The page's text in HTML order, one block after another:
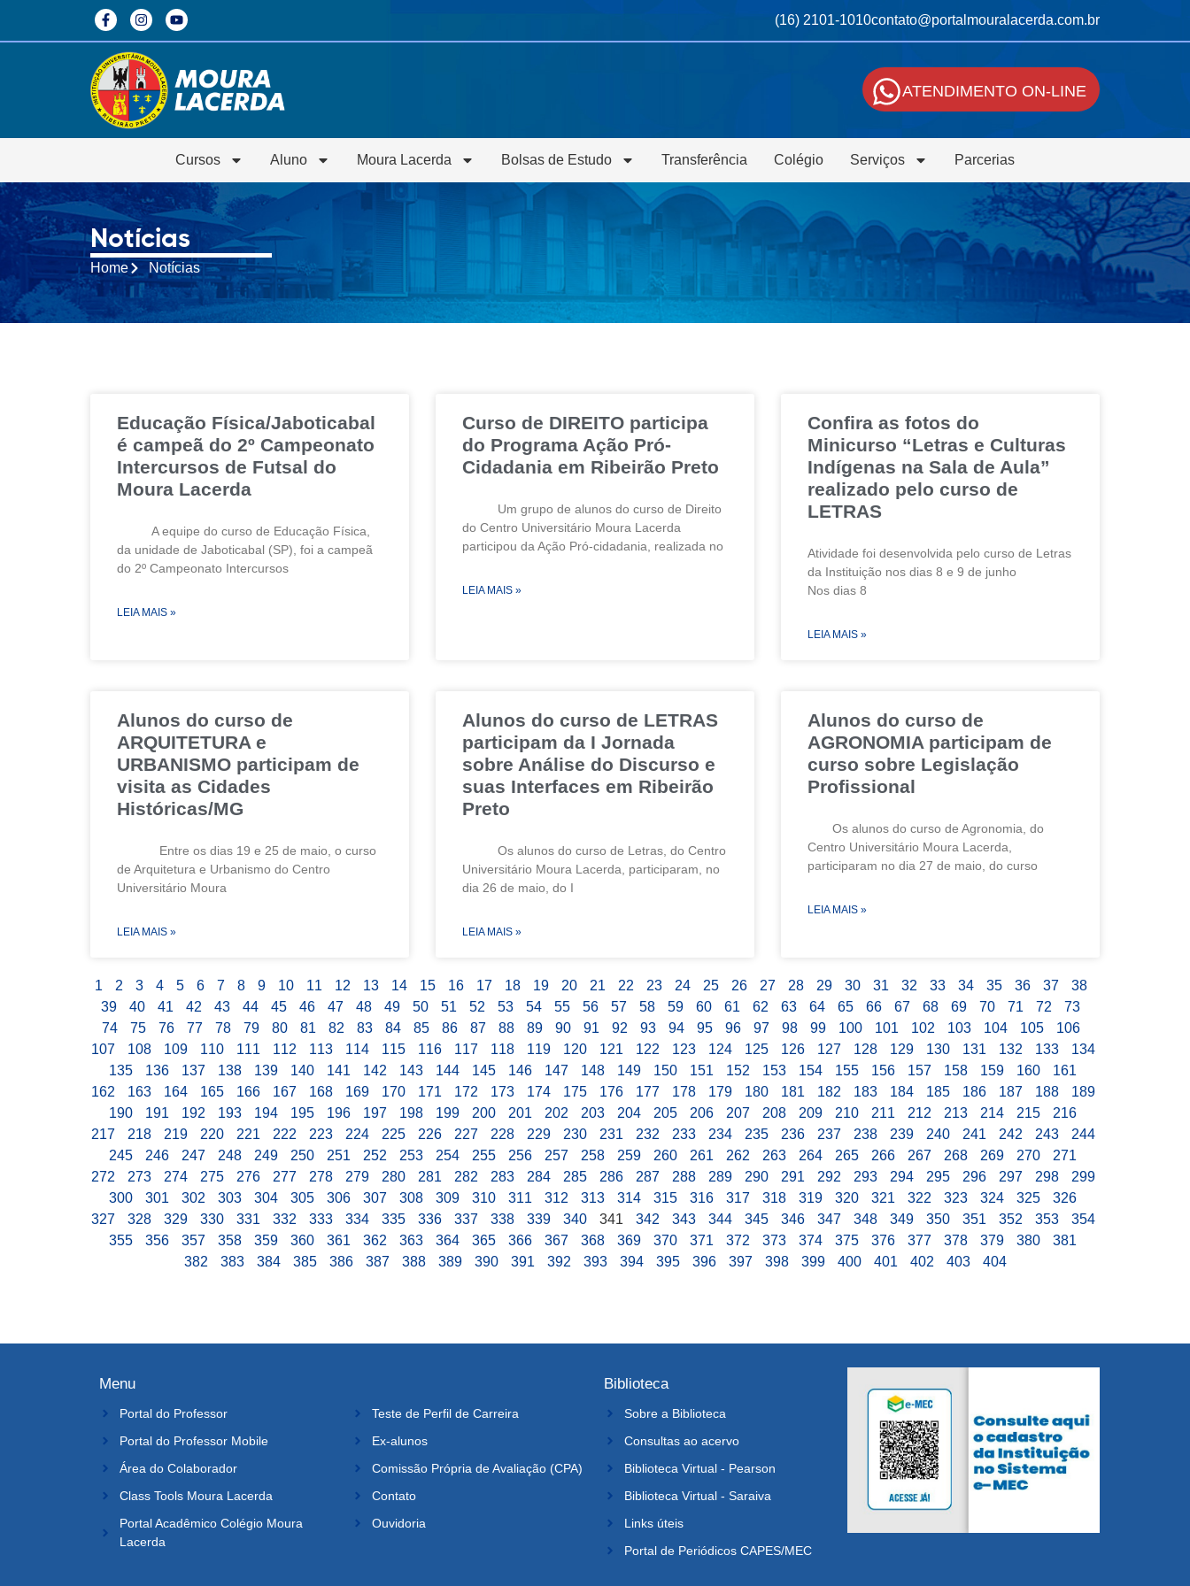
(16) 2101-1010contato@portalmouralacerda.com.br
ATENDIMENTO ON-LINE
Cursos Aluno Moura Lacerda Bolsas de Estudo Transferência Colégio Serviços Parcerias
Notícias
Home Notícias
Educação Física/Jaboticabal
é campeã do 2º Campeonato
Intercursos de Futsal do
Moura Lacerda
A equipe do curso de Educação Física,
da unidade de Jaboticabal (SP), foi a campeã
do 2º Campeonato Intercursos
LEIA MAIS »
Curso de DIREITO participa
do Programa Ação Pró-
Cidadania em Ribeirão Preto
Um grupo de alunos do curso de Direito
do Centro Universitário Moura Lacerda
participou da Ação Pró-cidadania, realizada no
LEIA MAIS »
Confira as fotos do
Minicurso “Letras e Culturas
Indígenas na Sala de Aula”
realizado pelo curso de
LETRAS
Atividade foi desenvolvida pelo curso de Letras
da Instituição nos dias 8 e 9 de junho
Nos dias 8
LEIA MAIS »
Alunos do curso de
ARQUITETURA e
URBANISMO participam de
visita as Cidades
Históricas/MG
Entre os dias 19 e 25 de maio, o curso
de Arquitetura e Urbanismo do Centro
Universitário Moura
LEIA MAIS »
Alunos do curso de LETRAS
participam da I Jornada
sobre Análise do Discurso e
suas Interfaces em Ribeirão
Preto
Os alunos do curso de Letras, do Centro
Universitário Moura Lacerda, participaram, no
dia 26 de maio, do I
LEIA MAIS »
Alunos do curso de
AGRONOMIA participam de
curso sobre Legislação
Profissional
Os alunos do curso de Agronomia, do
Centro Universitário Moura Lacerda,
participaram no dia 27 de maio, do curso
LEIA MAIS »
1 2 3 4 5 6 7 8 9 10 11 12 13 14 15 16 17 18 19 20 21 22 23 24 25 26 27 28 29 30 31 32 33 34 35 36 37
38
39
40 41 42 43 44 45 46 47 48 49 50 51 52 53 54 55 56 57 58 59 60 61 62 63 64 65 66 67 68 69 70 71 72
73
74
75 76 77 78 79 80 81 82 83 84 85 86 87 88 89 90 91 92 93 94 95 96 97 98 99 100 101 102 103 104 105
106
107
108 109 110 111 112 113 114 115 116 117 118 119 120 121 122 123 124 125 126 127 128 129 130 131 132 133
134
135
136 137 138 139 140 141 142 143 144 145 146 147 148 149 150 151 152 153 154 155 156 157 158 159 160
161
162
163 164 165 166 167 168 169 170 171 172 173 174 175 176 177 178 179 180 181 182 183 184 185 186 187 188
189
190
191 192 193 194 195 196 197 198 199 200 201 202 203 204 205 206 207 208 209 210 211 212 213 214 215
216
217
218 219 220 221 222 223 224 225 226 227 228 229 230 231 232 233 234 235 236 237 238 239 240 241 242 243
244
245
246 247 248 249 250 251 252 253 254 255 256 257 258 259 260 261 262 263 264 265 266 267 268 269 270
271
272
273 274 275 276 277 278 279 280 281 282 283 284 285 286 287 288 289 290 291 292 293 294 295 296 297 298
299
300
301 302 303 304 305 306 307 308 309 310 311 312 313 314 315 316 317 318 319 320 321 322 323 324 325
326
327
328 329 330 331 332 333 334 335 336 337 338 339 340 341 342 343 344 345 346 347 348 349 350 351 352 353
354
355
356 357 358 359 360 361 362 363 364 365 366 367 368 369 370 371 372 373 374 375 376 377 378 379 380
381
382
383 384 385 386 387 388 389 390 391 392 393 394 395 396 397 398 399 400 401 402 403 404
Menu
Portal do Professor
Portal do Professor Mobile
Área do Colaborador
Class Tools Moura Lacerda
Portal Acadêmico Colégio Moura
Lacerda
Teste de Perfil de Carreira
Ex-alunos
Comissão Própria de Avaliação (CPA)
Contato
Ouvidoria
Biblioteca
Sobre a Biblioteca
Consultas ao acervo
Biblioteca Virtual - Pearson
Biblioteca Virtual - Saraiva
Links úteis
Portal de Periódicos CAPES/MEC